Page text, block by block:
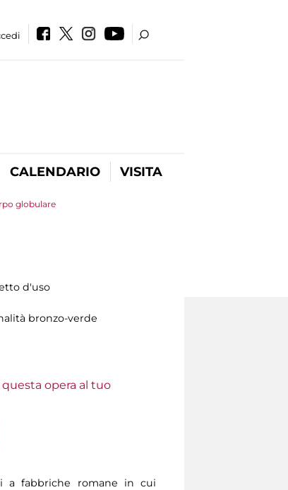
CALENDARIO VISITA
globulare
d'uso
bronzo-verde
opera al tuo
a fabbriche romane in cui